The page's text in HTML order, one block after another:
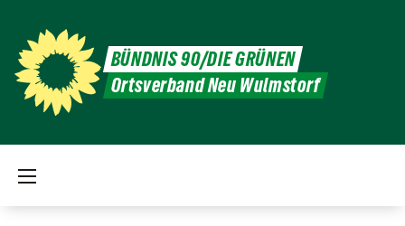
BÜNDNIS 90/DIE GRÜNEN
Ortsverband Neu Wulmstorf